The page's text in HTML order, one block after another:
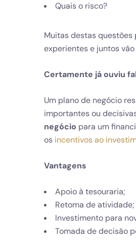
Quais o risco?
Muitas destas
experientes e juntos
Certamente já ouviu
Um plano de negócio
importantes ou
negócio para um
os incentivos ao
Vantagens
Apoio à tesouraria;
Retoma de atividade;
Investimento para
Tomada de decisão